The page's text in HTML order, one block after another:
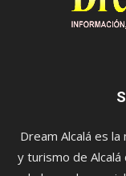
Dream Alcalá es
y turismo de